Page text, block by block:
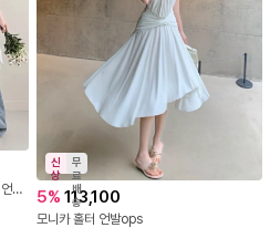
🤍청순여신/다양한 연출🤍 시로이 반팔 언발 미니원피스 // 슬림핏 허리라인 데일리룩 데이트룩 하객룩 휴가룩 꾸안꾸 여리핏 유니크 스몰웨딩 브라이덜 샤워룩(DB-6113)
신
상
무
료
배
송
5% 113,100
모니카 홀터 언발ops